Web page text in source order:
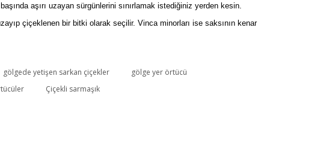
aşırı uzayan sürgünlerini sınırlamak istediğiniz yerden kesin.
çiçeklenen bir bitki olarak seçilir. Vinca minorları ise saksının kenar
gölgede yetişen sarkan çiçekler
gölge yer örtücü
Çiçekli sarmaşık